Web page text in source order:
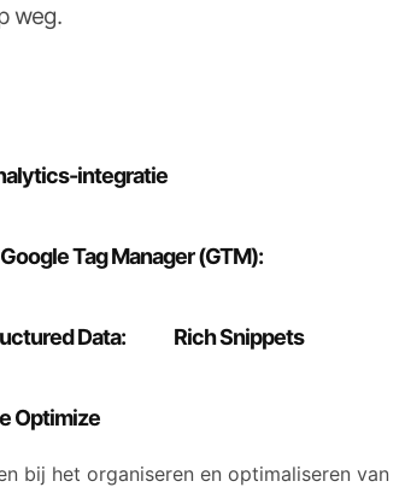
weg.
integratie
Google Tag Manager (GTM):
Data: Rich Snippets
Optimize
bij het organiseren en optimaliseren van